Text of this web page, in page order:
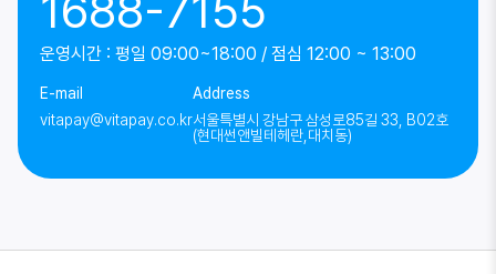
1688-7155
운영시간 : 평일 09:00~18:00 / 점심 12:00 ~ 13:00
E-mail
vitapay@vitapay.co.kr
Address
서울특별시 강남구 삼성로85길 33, B02호
(현대썬앤빌테헤란,대치동)